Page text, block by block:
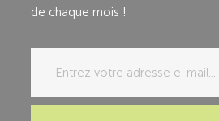
de chaque mois !